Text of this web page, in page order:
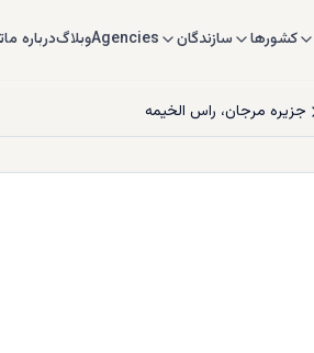
کشورها سازندگان Agenciesوبلاگدرباره ما
جزیره مرجان، راس الخیمه